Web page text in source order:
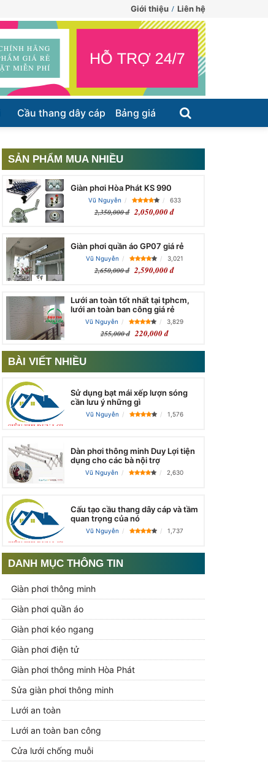
Giới thiệu Liên hệ
Cầu thang dây cáp Bảng giá
SẢN PHẨM MUA NHIỀU
Giàn phơi Hòa Phát KS 990
Vũ Nguyễn 633
2,350,000 đ 2,050,000 đ
Giàn phơi quần áo GP07 giá rẻ
Vũ Nguyễn 3,021
2,650,000 đ 2,590,000 đ
Lưới an toàn tốt nhất tại tphcm,
lưới an toàn ban công giá rẻ
Vũ Nguyễn 3,829
255,000 đ 220,000 đ
BÀI VIẾT NHIỀU
Sử dụng bạt mái xếp lượn sóng
cần lưu ý những gì
Vũ Nguyễn 1,576
Dàn phơi thông minh Duy Lợi tiện
dụng cho các bà nội trợ
Vũ Nguyễn 2,630
Cấu tạo cầu thang dây cáp và tầm
quan trọng của nó
Vũ Nguyễn 1,737
DANH MỤC THÔNG TIN
Giàn phơi thông minh
Giàn phơi quần áo
Giàn phơi kéo ngang
Giàn phơi điện tử
Giàn phơi thông minh Hòa Phát
Sửa giàn phơi thông minh
Lưới an toàn
Lưới an toàn ban công
Cửa lưới chống muỗi